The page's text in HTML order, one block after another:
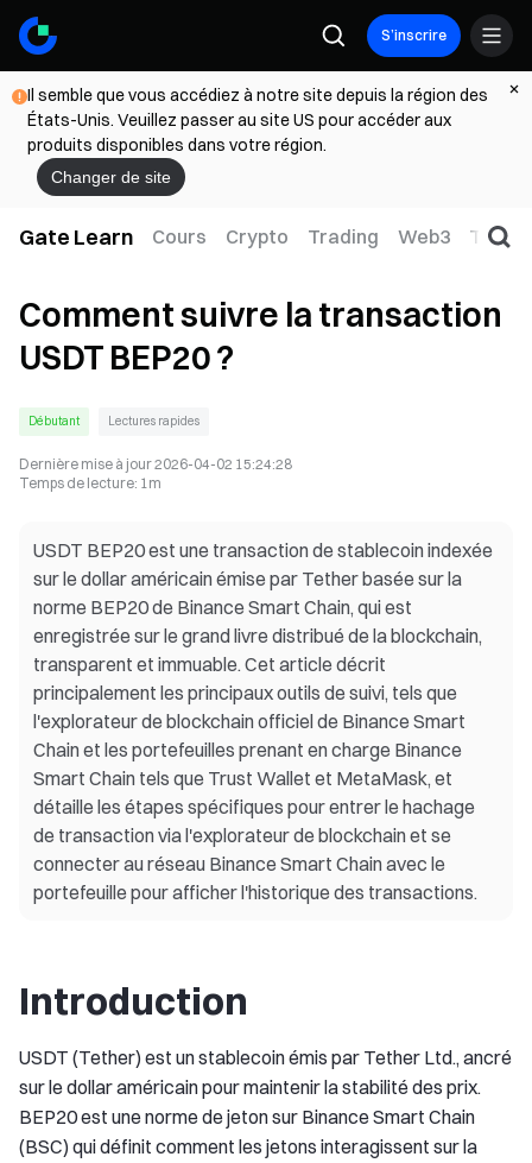
S’inscrire
Il semble que vous accédiez à notre site depuis la région des
États-Unis. Veuillez passer au site US pour accéder aux
produits disponibles dans votre région.
Changer de site
Gate Learn Cours Crypto Trading Web3 TradFi
Comment suivre la transaction
USDT BEP20 ?
Débutant Lectures rapides
Dernière mise à jour2026-04-02 15:24:28
Temps de lecture: 1m
USDT BEP20 est une transaction de stablecoin indexée
sur le dollar américain émise par Tether basée sur la
norme BEP20 de Binance Smart Chain, qui est
enregistrée sur le grand livre distribué de la blockchain,
transparent et immuable. Cet article décrit
principalement les principaux outils de suivi, tels que
l'explorateur de blockchain officiel de Binance Smart
Chain et les portefeuilles prenant en charge Binance
Smart Chain tels que Trust Wallet et MetaMask, et
détaille les étapes spécifiques pour entrer le hachage
de transaction via l'explorateur de blockchain et se
connecter au réseau Binance Smart Chain avec le
portefeuille pour afficher l'historique des transactions.
Introduction
USDT (Tether) est un stablecoin émis par Tether Ltd., ancré
sur le dollar américain pour maintenir la stabilité des prix.
BEP20 est une norme de jeton sur Binance Smart Chain
(BSC) qui définit comment les jetons interagissent sur la